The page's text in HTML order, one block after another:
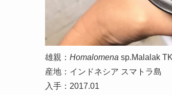
雄親： Homalomena sp.Malalak
産地：インドネシア スマトラ島
入手：2017.01